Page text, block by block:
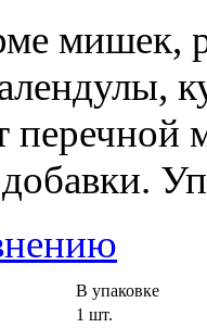
мишек,
перечной
В упаковке
1 шт.